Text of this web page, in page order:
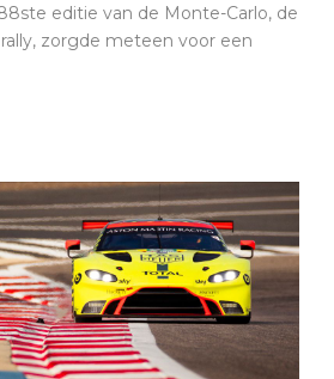
editie van de Monte-Carlo, de
zorgde meteen voor een